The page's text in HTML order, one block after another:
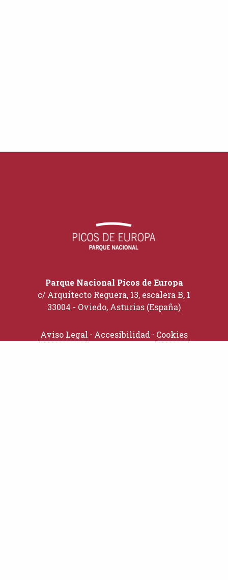
Parque Nacional Picos de Europa
c/ Arquitecto Reguera, 13, escalera B, 1
33004 - Oviedo, Asturias (España)
Aviso Legal · Accesibilidad · Cookies